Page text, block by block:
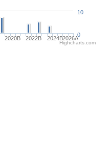
2020B 2022B 2024B2026A
0
10
Highcharts.com